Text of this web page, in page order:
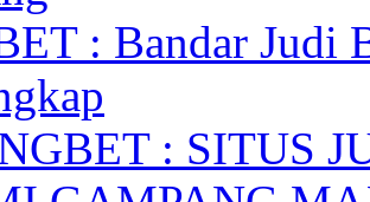
: Bandar Judi
: SITUS